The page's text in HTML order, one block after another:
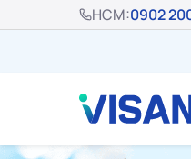
HCM:0902